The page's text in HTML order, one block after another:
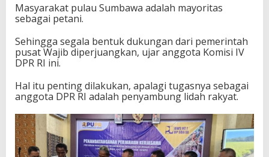
Masyarakat pulau Sumbawa adalah mayoritas
sebagai petani.
Sehingga segala bentuk dukungan dari pemerintah
pusat Wajib diperjuangkan, ujar anggota Komisi IV
DPR RI ini.
Hal itu penting dilakukan, apalagi tugasnya sebagai
anggota DPR RI adalah penyambung lidah rakyat.